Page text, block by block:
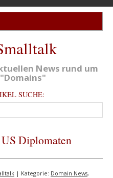
News rund um
SUCHE:
US Diplomaten
| Kategorie: Domain News,